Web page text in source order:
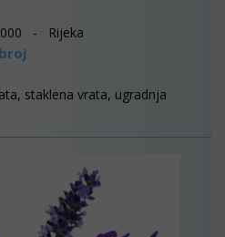
- Rijeka
staklena vrata, ugradnja